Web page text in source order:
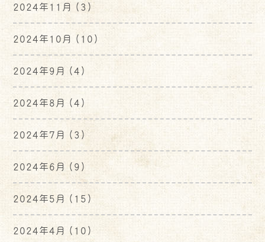
2024年11月 (3)
2024年10月 (10)
2024年9月 (4)
2024年8月 (4)
2024年7月 (3)
2024年6月 (9)
2024年5月 (15)
2024年4月 (10)